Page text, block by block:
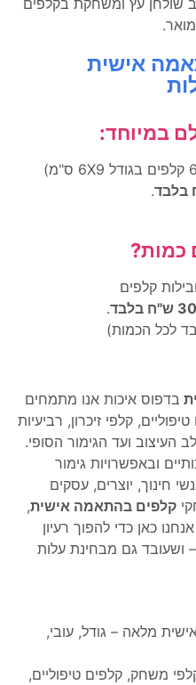
אישית
במיוחד:
.
כמות?
.
בדפוס איכות אנו מתמחים
קלפי זיכרון, רביעיות
העיצוב ועד הגימור הסופי.
ובאפשרויות גימור
חינוך, יוצרים, עסקים
קלפים בהתאמה אישית,
כאן כדי להפוך רעיון
גם מבחינת עלות
מלאה – גודל, עובי,
משחק, קלפים טיפוליים,